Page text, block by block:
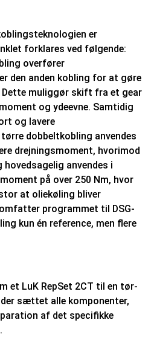
er
forklares ved følgende:
overfører
den anden kobling for at gøre
muliggør skift fra et gear
og ydeevne. Samtidig
og lavere
dobbeltkobling anvendes
drejningsmoment, hvorimod
hovedsagelig anvendes i
på over 250 Nm, hvor
at oliekøling bliver
programmet til DSG-
kun én reference, men flere
et LuK RepSet 2CT til en tør-
sættet alle komponenter,
af det specifikke